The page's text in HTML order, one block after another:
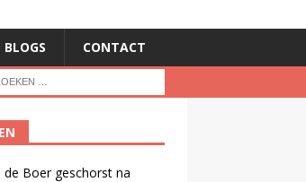
BLOGS CONTACT
Boer geschorst na